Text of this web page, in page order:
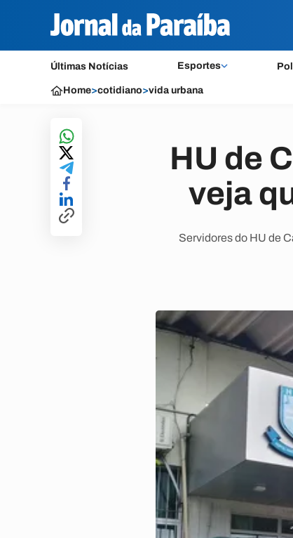
Últimas Notícias Esportes
Home>cotidiano>vida urbana
HU de
veja
Servidores do HU de